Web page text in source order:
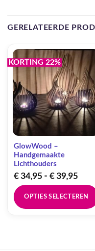
GERELATEERDE
KORTING 22%
GlowWood –
Handgemaakte
Lichthouders
€34,95 - €39,95
€
tot
€
OPTIES SELECTEREN